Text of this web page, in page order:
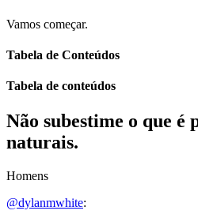
Vamos começar.
Tabela de Conteúdos
Tabela de conteúdos
Não subestime o que é
naturais.
Homens
@dylanmwhite: